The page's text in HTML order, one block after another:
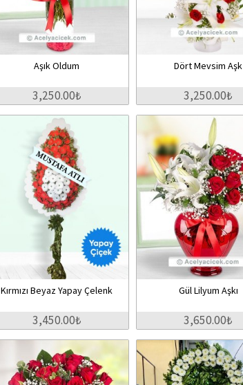
Aşık Oldum
3,250.00₺
Dört Mevsim Aşk
3,250.00₺
Kırmızı Beyaz Yapay Çelenk
3,450.00₺
Gül Lilyum Aşkı
3,650.00₺